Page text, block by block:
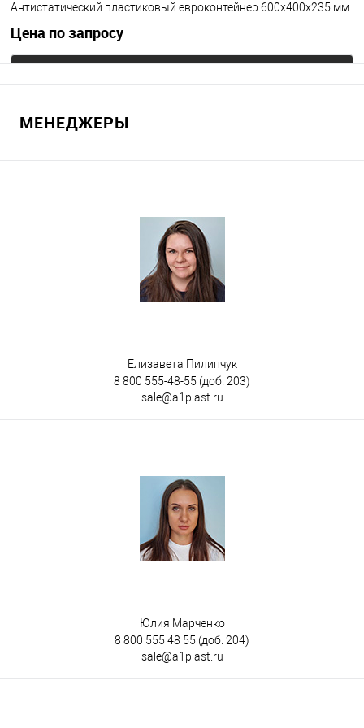
Антистатический пластиковый евроконтейнер 600х400х235 мм
Цена по запросу
В избранное
МЕНЕДЖЕРЫ
Елизавета Пилипчук
8 800 555-48-55 (доб. 203)
sale@a1plast.ru
Юлия Марченко
8 800 555 48 55 (доб. 204)
sale@a1plast.ru